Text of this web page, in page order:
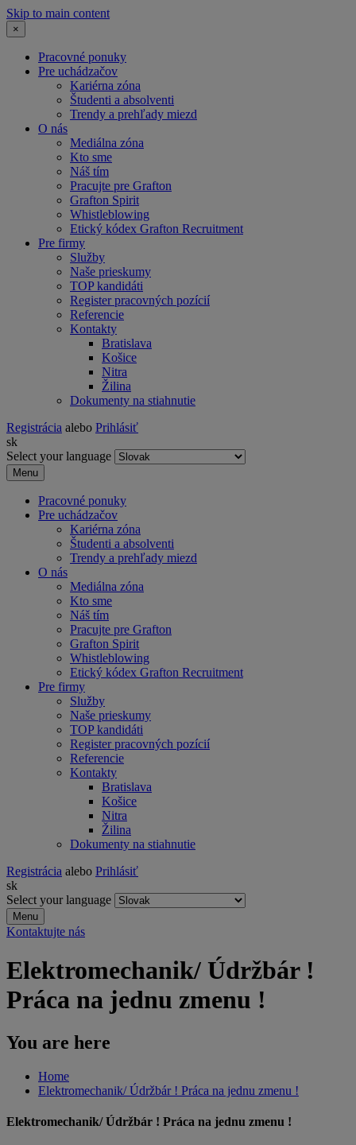
Skip to main content
×
Pracovné ponuky
Pre uchádzačov
Kariérna zóna
Študenti a absolventi
Trendy a prehľady miezd
O nás
Mediálna zóna
Kto sme
Náš tím
Pracujte pre Grafton
Grafton Spirit
Whistleblowing
Etický kódex Grafton Recruitment
Pre firmy
Služby
Naše prieskumy
TOP kandidáti
Register pracovných pozícií
Referencie
Kontakty
Bratislava
Košice
Nitra
Žilina
Dokumenty na stiahnutie
Registrácia alebo Prihlásiť
sk
Select your language
Menu
Pracovné ponuky
Pre uchádzačov
Kariérna zóna
Študenti a absolventi
Trendy a prehľady miezd
O nás
Mediálna zóna
Kto sme
Náš tím
Pracujte pre Grafton
Grafton Spirit
Whistleblowing
Etický kódex Grafton Recruitment
Pre firmy
Služby
Naše prieskumy
TOP kandidáti
Register pracovných pozícií
Referencie
Kontakty
Bratislava
Košice
Nitra
Žilina
Dokumenty na stiahnutie
Registrácia alebo Prihlásiť
sk
Select your language
Menu
Kontaktujte nás
Elektromechanik/ Údržbár !
Práca na jednu zmenu !
You are here
Home
Elektromechanik/ Údržbár ! Práca na jednu zmenu !
Elektromechanik/ Údržbár ! Práca na jednu zmenu !